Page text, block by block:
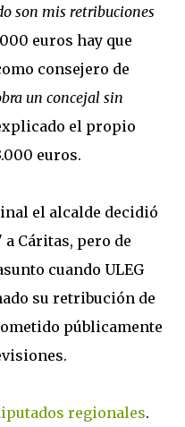
son mis retribuciones
euros hay que
consejero de
un concejal sin
el propio
euros.
el alcalde decidió
Cáritas, pero de
cuando ULEG
su retribución de
públicamente
regionales.